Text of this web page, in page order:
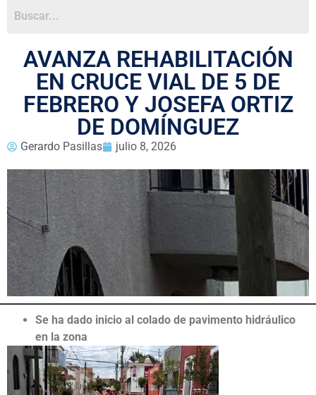
AVANZA REHABILITACIÓN
EN CRUCE VIAL DE 5 DE
FEBRERO Y JOSEFA ORTIZ
DE DOMÍNGUEZ
Gerardo Pasillas julio 8, 2026
Se ha dado inicio al colado de pavimento hidráulico
en la zona